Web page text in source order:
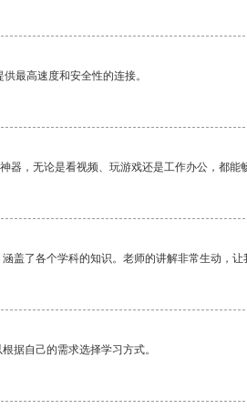
最高速度和安全性的连接。
器，无论是看视频、玩游戏还是工作办公，都
盖了各个学科的知识。老师的讲解非常生动，让
据自己的需求选择学习方式。